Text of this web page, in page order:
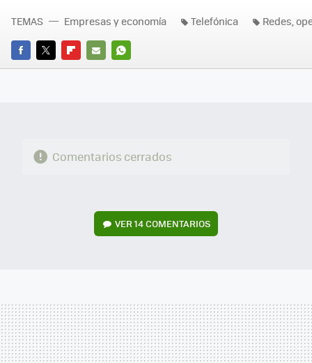
FACEBOOK
TWITTERFLIPBOARD
E-
WHATSAPP
TEMAS Empresas y economía Telefónica Redes,
Comentarios cerrados
VER14 COMENTARIOS